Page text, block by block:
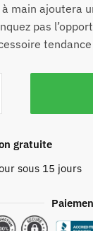
à main ajoutera
pas
gratuite
sous 15 jours